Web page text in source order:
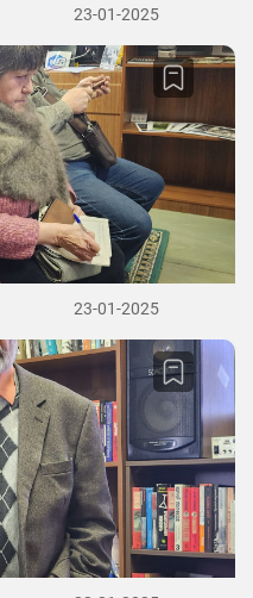
23-01-2025
23-01-2025